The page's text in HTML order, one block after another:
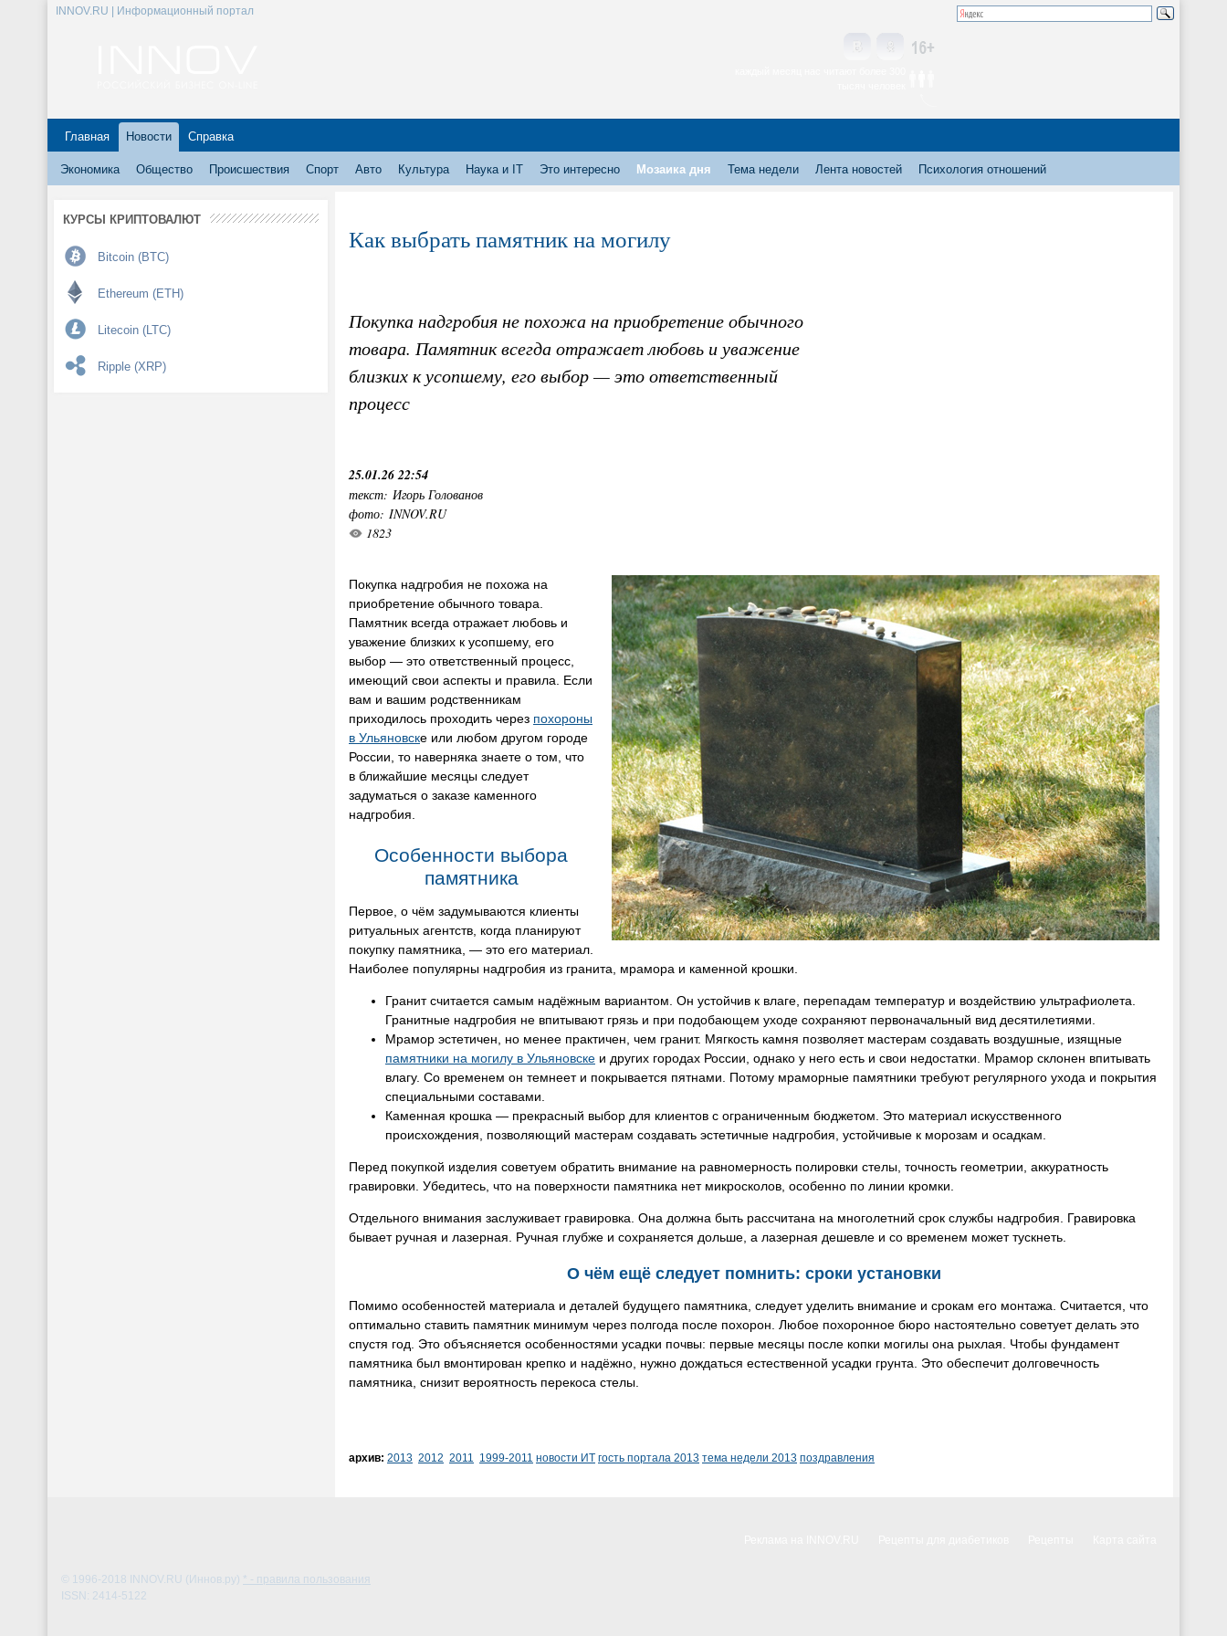
INNOV.RU | Информационный портал
Главная Новости Справка
Экономика Общество Происшествия Спорт Авто Культура Наука и IT Это интересно Мозаика дня Тема недели Лента новостей Психология отношений
КУРСЫ КРИПТОВАЛЮТ
Bitcoin (BTC)
Ethereum (ETH)
Litecoin (LTC)
Ripple (XRP)
Как выбрать памятник на могилу
Покупка надгробия не похожа на приобретение обычного
товара. Памятник всегда отражает любовь и уважение
близких к усопшему, его выбор — это ответственный
процесс
25.01.26 22:54
текст: Игорь Голованов
фото: INNOV.RU
1823
Покупка надгробия не похожа на
приобретение обычного товара.
Памятник всегда отражает любовь и
уважение близких к усопшему, его
выбор — это ответственный процесс,
имеющий свои аспекты и правила. Если
вам и вашим родственникам
приходилось проходить через похороны
в Ульяновске или любом другом городе
России, то наверняка знаете о том, что
в ближайшие месяцы следует
задуматься о заказе каменного
надгробия.
Особенности выбора
памятника
Первое, о чём задумываются клиенты
ритуальных агентств, когда планируют
покупку памятника, — это его материал.
Наиболее популярны надгробия из гранита, мрамора и каменной крошки.
Гранит считается самым надёжным вариантом. Он устойчив к влаге, перепадам температур и воздействию ультрафиолета.
Гранитные надгробия не впитывают грязь и при подобающем уходе сохраняют первоначальный вид десятилетиями.
Мрамор эстетичен, но менее практичен, чем гранит. Мягкость камня позволяет мастерам создавать воздушные, изящные
памятники на могилу в Ульяновске и других городах России, однако у него есть и свои недостатки. Мрамор склонен впитывать
влагу. Со временем он темнеет и покрывается пятнами. Потому мраморные памятники требуют регулярного ухода и покрытия
специальными составами.
Каменная крошка — прекрасный выбор для клиентов с ограниченным бюджетом. Это материал искусственного
происхождения, позволяющий мастерам создавать эстетичные надгробия, устойчивые к морозам и осадкам.
Перед покупкой изделия советуем обратить внимание на равномерность полировки стелы, точность геометрии, аккуратность
гравировки. Убедитесь, что на поверхности памятника нет микросколов, особенно по линии кромки.
Отдельного внимания заслуживает гравировка. Она должна быть рассчитана на многолетний срок службы надгробия. Гравировка
бывает ручная и лазерная. Ручная глубже и сохраняется дольше, а лазерная дешевле и со временем может тускнеть.
О чём ещё следует помнить: сроки установки
Помимо особенностей материала и деталей будущего памятника, следует уделить внимание и срокам его монтажа. Считается, что
оптимально ставить памятник минимум через полгода после похорон. Любое похоронное бюро настоятельно советует делать это
спустя год. Это объясняется особенностями усадки почвы: первые месяцы после копки могилы она рыхлая. Чтобы фундамент
памятника был вмонтирован крепко и надёжно, нужно дождаться естественной усадки грунта. Это обеспечит долговечность
памятника, снизит вероятность перекоса стелы.
архив: 2013 2012 2011 1999-2011 новости ИТ гость портала 2013 тема недели 2013 поздравления
© 1996-2018 INNOV.RU (Иннов.ру) * - правила пользования
ISSN: 2414-5122